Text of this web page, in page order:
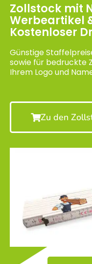
Zollstock mit
Werbeartikel
Kostenloser
Günstige
sowie für bedruckte
Ihrem Logo und
Zu den